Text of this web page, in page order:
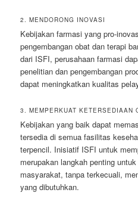
2. MENDORONG INOVASI
Kebijakan farmasi yang pro-
pengembangan obat dan terapi
dari ISFI, perusahaan farmasi
penelitian dan pengembangan
dapat meningkatkan kualitas
3. MEMPERKUAT KETERSEDIAAN
Kebijakan yang baik dapat
tersedia di semua fasilitas
terpencil. Inisiatif ISFI untuk
merupakan langkah penting
masyarakat, tanpa terkecuali,
yang dibutuhkan.